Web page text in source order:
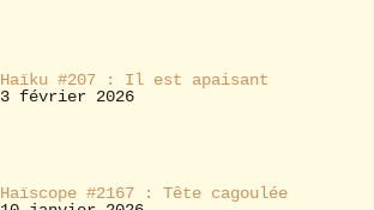
Haïku #207 : Il est apaisant
3 février 2026
Haïscope #2167 : Tête cagoulée